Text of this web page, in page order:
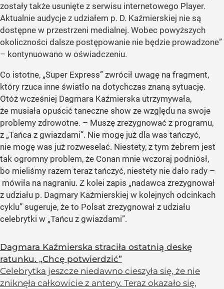
zostały także usunięte z serwisu internetowego Player.
Aktualnie audycje z udziałem p. D. Kaźmierskiej nie są
dostępne w przestrzeni medialnej. Wobec powyższych
okoliczności dalsze postępowanie nie będzie prowadzone”
– kontynuowano w oświadczeniu.
Co istotne, „Super Express” zwrócił uwagę na fragment,
który rzuca inne światło na dotychczas znaną sytuację.
Otóż wcześniej Dagmara Kaźmierska utrzymywała,
że musiała opuścić taneczne show ze względu na swoje
problemy zdrowotne. – Muszę zrezygnować z programu,
z „Tańca z gwiazdami”. Nie mogę już dla was tańczyć,
nie mogę was już rozweselać. Niestety, z tym żebrem jest
tak ogromny problem, że Conan mnie wczoraj podniósł,
bo mieliśmy razem teraz tańczyć, niestety nie dało rady –
mówiła na nagraniu. Z kolei zapis „nadawca zrezygnował
z udziału p. Dagmary Kaźmierskiej w kolejnych odcinkach
cyklu” sugeruje, że to Polsat zrezygnował z udziału
celebrytki w „Tańcu z gwiazdami”.
Dagmara Kaźmierska straciła ostatnią deskę
ratunku. „Chcę potwierdzić”
Celebrytka jeszcze niedawno cieszyła się, że nie
zniknęła całkowicie z anteny. Teraz okazało się,